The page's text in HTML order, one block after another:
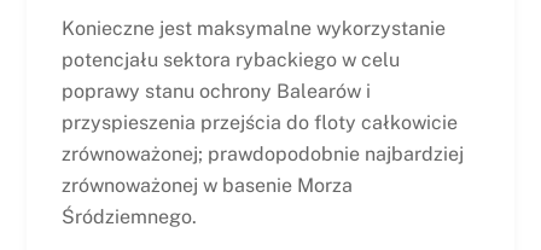
Konieczne jest maksymalne wykorzystanie
potencjału sektora rybackiego w celu
poprawy stanu ochrony Balearów i
przyspieszenia przejścia do floty całkowicie
zrównoważonej; prawdopodobnie najbardziej
zrównoważonej w basenie Morza
Śródziemnego.